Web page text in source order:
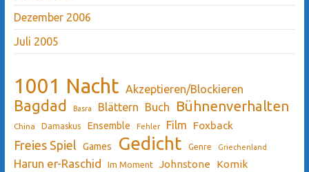
Dezember 2006
Juli 2005
1001 Nacht Akzeptieren/Blockieren
Bagdad Basra Blättern Buch Bühnenverhalten
China Damaskus Ensemble Fehler Film Foxback
Freies Spiel Games Gedicht Genre Griechenland
Harun er-Raschid Im Moment Johnstone Komik